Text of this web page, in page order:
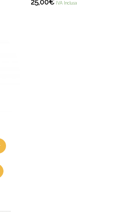
25,00€ IVA Inclusa